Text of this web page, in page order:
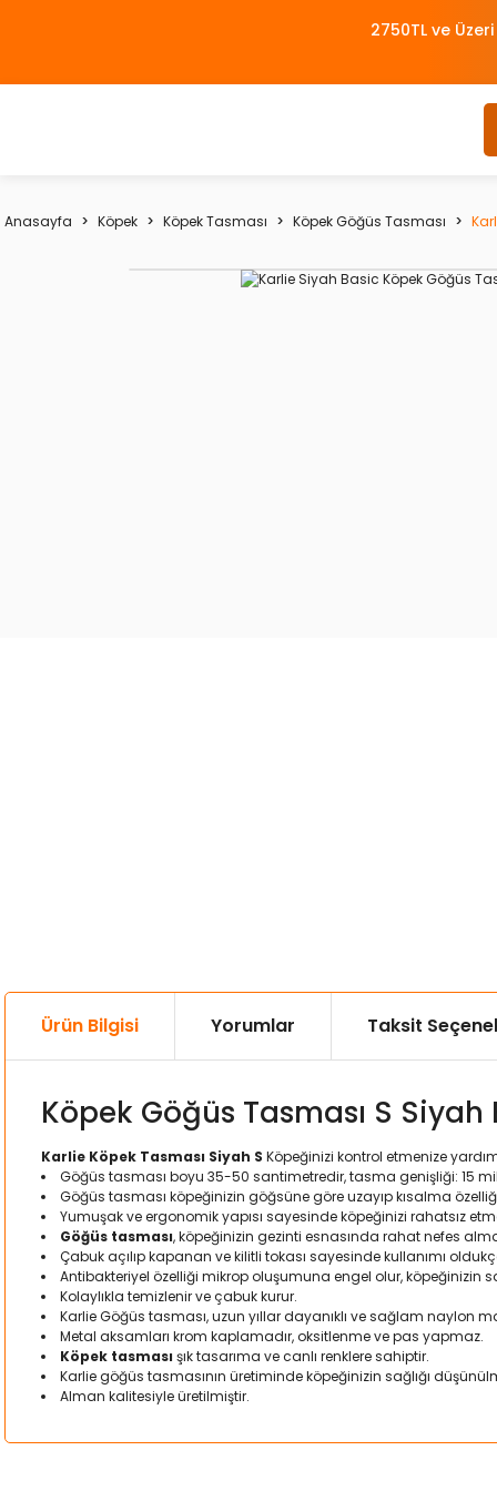
2750TL ve
Anasayfa Köpek Köpek Tasması Köpek Göğüs Tasması
Ürün Bilgisi Yorumlar Taksit
Köpek Göğüs Tasması S Siyah
Karlie Köpek Tasması Siyah S Köpeğinizi kontrol etmenize
Göğüs tasması boyu 35-50 santimetredir, tasma genişliği: 15
Göğüs tasması köpeğinizin göğsüne göre uzayıp kısalma
Yumuşak ve ergonomik yapısı sayesinde köpeğinizi rahatsız
Göğüs tasması, köpeğinizin gezinti esnasında rahat nefes
Çabuk açılıp kapanan ve kilitli tokası sayesinde kullanımı
Antibakteriyel özelliği mikrop oluşumuna engel olur, köpeğinizin
Kolaylıkla temizlenir ve çabuk kurur.
Karlie Göğüs tasması, uzun yıllar dayanıklı ve sağlam naylon
Metal aksamları krom kaplamadır, oksitlenme ve pas yapmaz.
Köpek tasması şık tasarıma ve canlı renklere sahiptir.
Karlie göğüs tasmasının üretiminde köpeğinizin sağlığı
Alman kalitesiyle üretilmiştir.